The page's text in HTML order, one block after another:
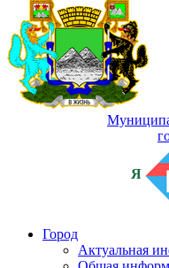
Я
Город
Актуальная